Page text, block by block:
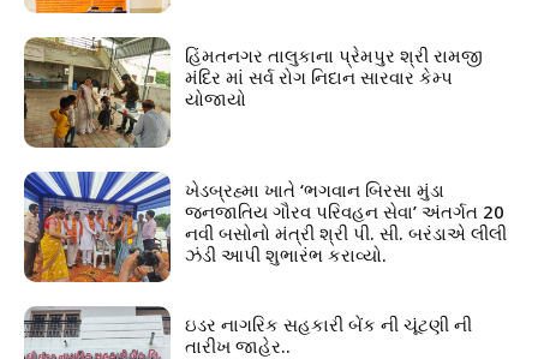
હિંમતનગર તાલુકાના પ્રેમપુર શ્રી રામજી
મંદિર માં સર્વ રોગ નિદાન સારવાર કેમ્પ
યોજાયો
ખેડબ્રહ્મા ખાતે ‘ભગવાન બિરસા મુંડા
જનજાતિય ગૌરવ પરિવહન સેવા’ અંતર્ગત 20
નવી બસોનો મંત્રી શ્રી પી. સી. બરંડાએ લીલી
ઝંડી આપી શુભારંભ કરાવ્યો.
ઇડર નાગરિક સહકારી બેંક ની ચૂંટણી ની
તારીખ જાહેર..